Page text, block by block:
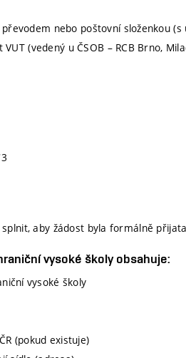
nebo poštovní složenkou
(vedený u ČSOB – RCB Brno,
aby žádost byla formálně
vysoké školy obsahuje:
vysoké školy
(pokud existuje)